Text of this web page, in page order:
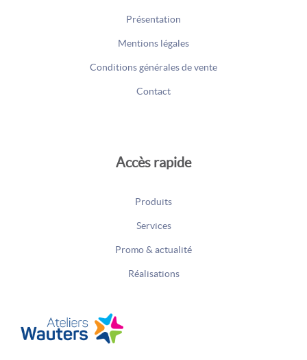
Présentation
Mentions légales
Conditions générales de vente
Contact
Accès rapide
Produits
Services
Promo & actualité
Réalisations